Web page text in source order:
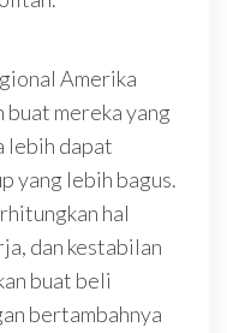
Amerika
buat mereka yang
lebih dapat
yang lebih bagus.
hal
dan kestabilan
buat beli
bertambahnya